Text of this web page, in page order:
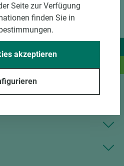
Seite zur Verfügung
finden Sie in
akzeptieren